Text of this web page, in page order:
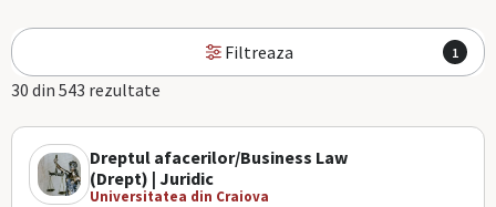
Filtreaza 1
30 din 543 rezultate
Dreptul afacerilor/Business Law
(Drept) | Juridic
Universitatea din Craiova